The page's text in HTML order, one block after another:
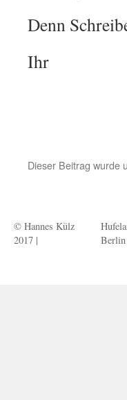
Denn
Ihr
Dieser Beitrag wurde
© Hannes Külz
2017 |
Berlin